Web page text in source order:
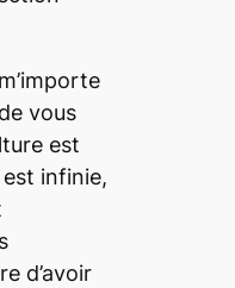
vous
est
est infinie,
d’avoir